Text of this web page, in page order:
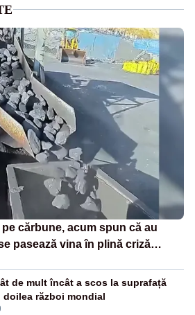
cărbune, acum spun că au
pasează vina în plină criză
de mult încât a scos la suprafață
doilea război mondial